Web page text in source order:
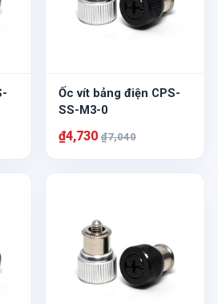
Ốc vít bảng điện CPS-
SS-M3-0
₫4,730 ₫7,040